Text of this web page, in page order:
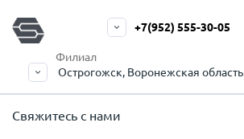
Филиал
Острогожск, Воронежская область
+7(952) 555-30-05
Свяжитесь с нами